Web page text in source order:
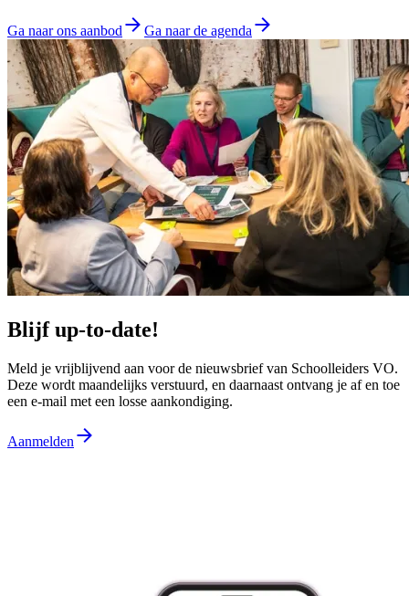
Ga naar ons aanbod Ga naar de agenda
Blijf up-to-date!
Meld je vrijblijvend aan voor de nieuwsbrief van Schoolleiders VO.
Deze wordt maandelijks verstuurd, en daarnaast ontvang je af en toe
een e-mail met een losse aankondiging.
Aanmelden